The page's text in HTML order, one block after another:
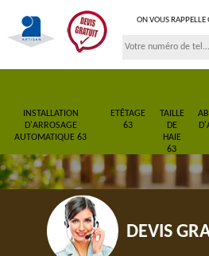
ON VOUS RAPPELLE
INSTALLATION
D'ARROSAGE
AUTOMATIQUE 63
ETÊTAGE
63
TAILLE
DE
HAIE
63
DEVIS